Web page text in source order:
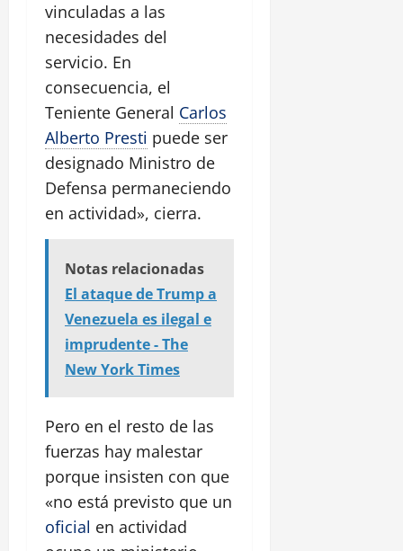
vinculadas a las
necesidades del
servicio. En
consecuencia, el
Teniente General Carlos
Alberto Presti puede ser
designado Ministro de
Defensa permaneciendo
en actividad», cierra.
Notas relacionadas
El ataque de Trump a
Venezuela es ilegal e
imprudente - The
New York Times
Pero en el resto de las
fuerzas hay malestar
porque insisten con que
«no está previsto que un
oficial en actividad